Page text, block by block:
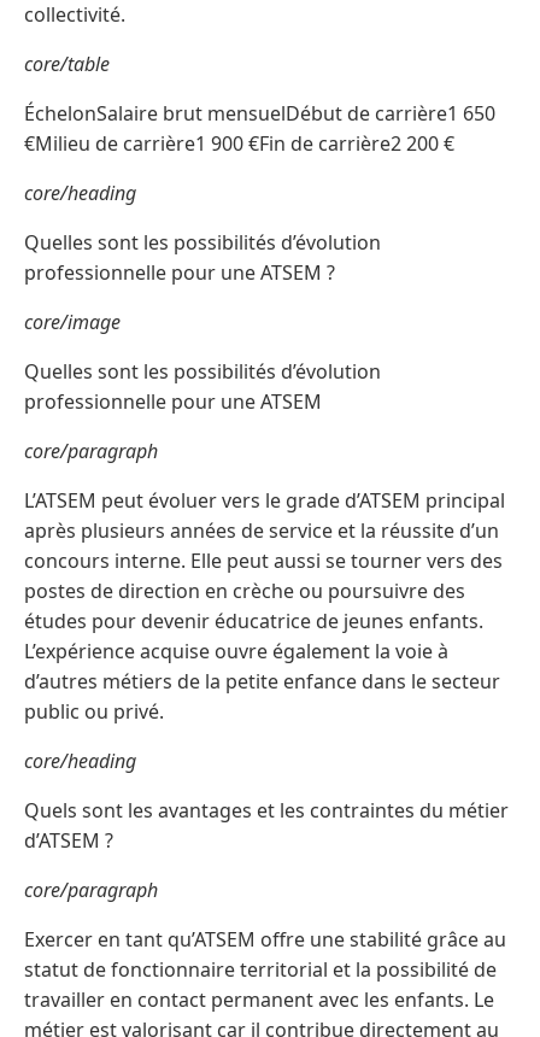
collectivité.
core/table
ÉchelonSalaire brut mensuelDébut de carrière1 650
€Milieu de carrière1 900 €Fin de carrière2 200 €
core/heading
Quelles sont les possibilités d’évolution
professionnelle pour une ATSEM ?
core/image
Quelles sont les possibilités d’évolution
professionnelle pour une ATSEM
core/paragraph
L’ATSEM peut évoluer vers le grade d’ATSEM principal
après plusieurs années de service et la réussite d’un
concours interne. Elle peut aussi se tourner vers des
postes de direction en crèche ou poursuivre des
études pour devenir éducatrice de jeunes enfants.
L’expérience acquise ouvre également la voie à
d’autres métiers de la petite enfance dans le secteur
public ou privé.
core/heading
Quels sont les avantages et les contraintes du métier
d’ATSEM ?
core/paragraph
Exercer en tant qu’ATSEM offre une stabilité grâce au
statut de fonctionnaire territorial et la possibilité de
travailler en contact permanent avec les enfants. Le
métier est valorisant car il contribue directement au